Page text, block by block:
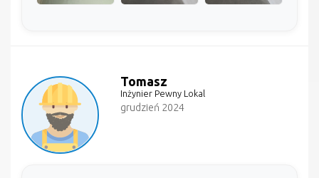
Tomasz
Inżynier Pewny Lokal
grudzień 2024